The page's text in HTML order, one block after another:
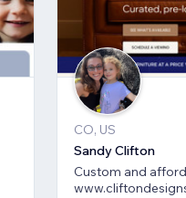
CO, US
Sandy Clifton
Custom and